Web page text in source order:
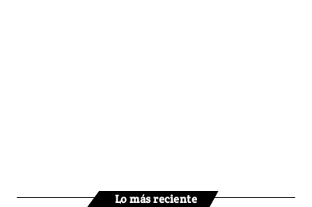
Lo más reciente